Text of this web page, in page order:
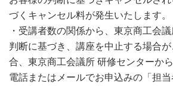
づくキャンセル料が発生いたします。
・受講者数の関係から、東京商工会
判断に基づき、講座を中止する場合
合、東京商工会議所 研修センターから
電話またはメールでお申込みの「担